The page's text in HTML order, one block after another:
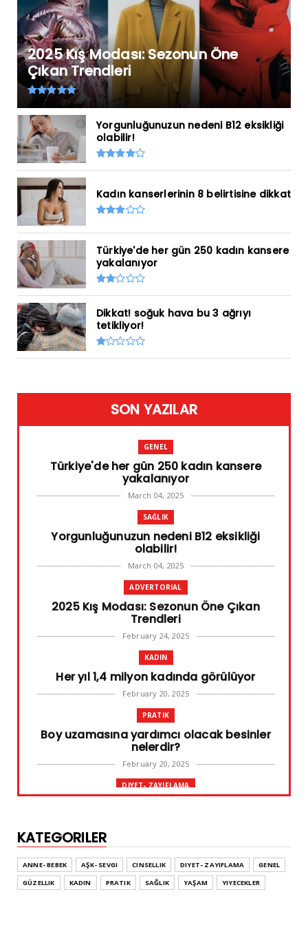
2025 Kış Modası: Sezonun Öne
Çıkan Trendleri
Yorgunluğunuzun nedeni B12 eksikliği
olabilir!
Kadın kanserlerinin 8 belirtisine dikkat
Türkiye'de her gün 250 kadın kansere
yakalanıyor
Dikkat! soğuk hava bu 3 ağrıyı
tetikliyor!
SON YAZILAR
GENEL
Türkiye'de her gün 250 kadın kansere
yakalanıyor
March 04, 2025
SAĞLIK
Yorgunluğunuzun nedeni B12 eksikliği
olabilir!
March 04, 2025
ADVERTORIAL
2025 Kış Modası: Sezonun Öne Çıkan
Trendleri
February 24, 2025
KADIN
Her yıl 1,4 milyon kadında görülüyor
February 20, 2025
PRATIK
Boy uzamasına yardımcı olacak besinler
nelerdir?
February 20, 2025
DIYET- ZAYIFLAMA
Leke ve çatlak tedavisinde radyofrekans
yöntemi
February 02, 2025
KATEGORILER
ANNE- BEBEK AŞK- SEVGI CINSELLIK DIYET- ZAYIFLAMA
GENEL
GÜZELLIK
KADIN PRATIK SAĞLIK YAŞAM YIYECEKLER